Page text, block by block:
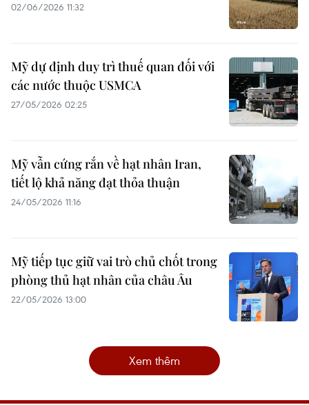
02/06/2026 11:32
Mỹ dự định duy trì thuế quan đối với
các nước thuộc USMCA
27/05/2026 02:25
Mỹ vẫn cứng rắn về hạt nhân Iran,
tiết lộ khả năng đạt thỏa thuận
24/05/2026 11:16
Mỹ tiếp tục giữ vai trò chủ chốt trong
phòng thủ hạt nhân của châu Âu
22/05/2026 13:00
Xem thêm